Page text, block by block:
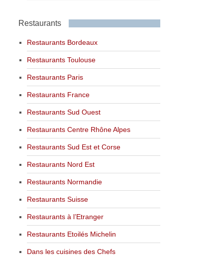
Restaurants
Restaurants Bordeaux
Restaurants Toulouse
Restaurants Paris
Restaurants France
Restaurants Sud Ouest
Restaurants Centre Rhône Alpes
Restaurants Sud Est et Corse
Restaurants Nord Est
Restaurants Normandie
Restaurants Suisse
Restaurants à l’Etranger
Restaurants Etoilés Michelin
Dans les cuisines des Chefs